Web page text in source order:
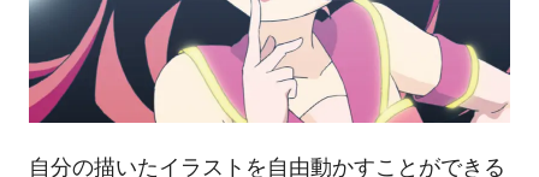
自分の描いたイラストを自由動かすことができる